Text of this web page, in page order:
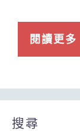
閱讀更多
搜尋